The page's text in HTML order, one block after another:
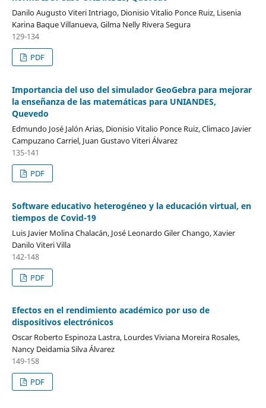
Danilo Augusto Viteri Intriago, Dionisio Vitalio Ponce Ruiz, Lisenia
Karina Baque Villanueva, Gilma Nelly Rivera Segura
129-134
PDF
Importancia del uso del simulador GeoGebra para mejorar
la enseñanza de las matemáticas para UNIANDES,
Quevedo
Edmundo José Jalón Arias, Dionisio Vitalio Ponce Ruiz, Climaco Javier
Campuzano Carriel, Juan Gustavo Viteri Álvarez
135-141
PDF
Software educativo heterogéneo y la educación virtual, en
tiempos de Covid-19
Luis Javier Molina Chalacán, José Leonardo Giler Chango, Xavier
Danilo Viteri Villa
142-148
PDF
Efectos en el rendimiento académico por uso de
dispositivos electrónicos
Oscar Roberto Espinoza Lastra, Lourdes Viviana Moreira Rosales,
Nancy Deidamia Silva Álvarez
149-158
PDF